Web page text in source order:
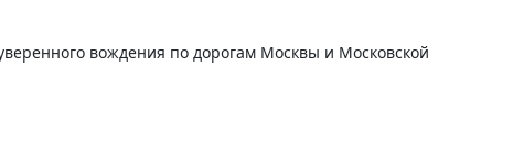
вождения по дорогам Москвы и Московской